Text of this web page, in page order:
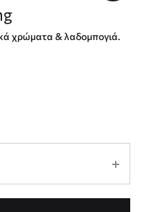
χρώματα & λαδομπογιά.